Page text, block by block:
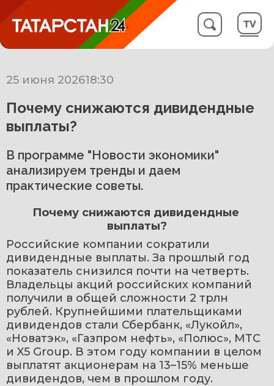
25 июня 202618:30
Почему снижаются дивидендные
выплаты?
В программе "Новости экономики"
анализируем тренды и даем
практические советы.
Почему снижаются дивидендные
выплаты?
Российские компании сократили
дивидендные выплаты. За прошлый год
показатель снизился почти на четверть.
Владельцы акций российских компаний
получили в общей сложности 2 трлн
рублей. Крупнейшими плательщиками
дивидендов стали Сбербанк, «Лукойл»,
«Новатэк», «Газпром нефть», «Полюс», МТС
и X5 Group. В этом году компании в целом
выплатят акционерам на 13–15% меньше
дивидендов, чем в прошлом году.